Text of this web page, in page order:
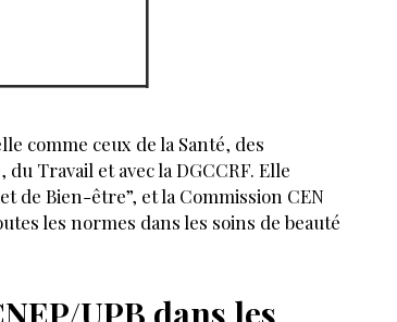
AUSSI :